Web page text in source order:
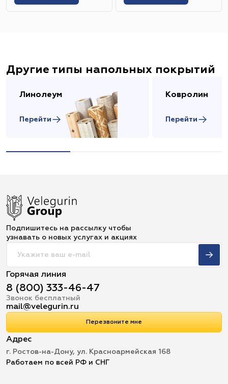
Другие типы напольных покрытий
Линолеум
Перейти
Ковролин
Перейти
Подпишитесь на рассылку чтобы
узнавать о новых услугах и акциях
Горячая линия
8 (800) 333-46-47
Звонок бесплатный
mail@velegurin.ru
Перезвоните мне
Адрес
г. Ростов-на-Дону, ул. Красноармейская 168
Работаем по всей РФ и СНГ